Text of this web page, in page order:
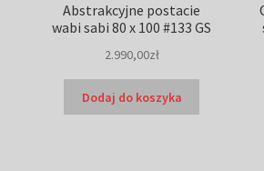
Abstrakcyjne postacie
wabi sabi 80 x 100 #133 GS
2.990,00zł
Dodaj do koszyka